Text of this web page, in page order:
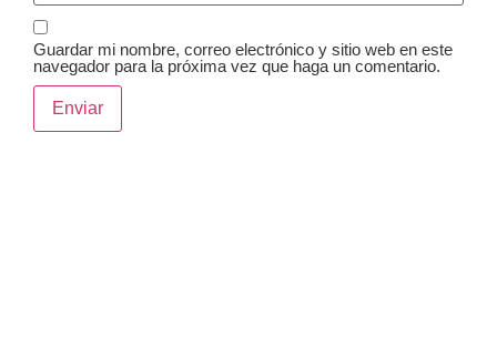
Guardar mi nombre, correo electrónico y sitio web en este
navegador para la próxima vez que haga un comentario.